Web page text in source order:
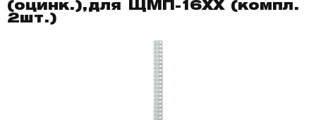
(оцинк.),для ЩМП-16ХХ (компл.
2шт.)